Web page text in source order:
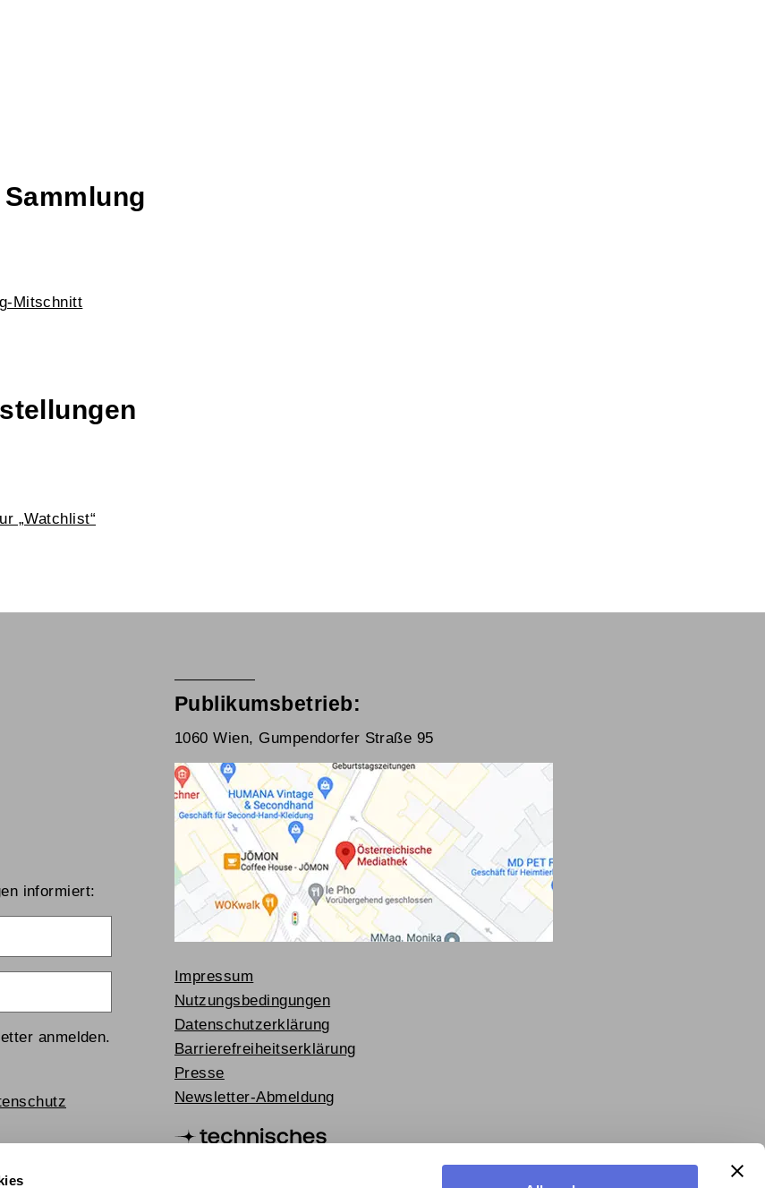
Mitschnitt
„Watchlist“
informiert:
anmelden.
Publikumsbetrieb:
1060 Wien, Gumpendorfer Straße 95
Impressum
Nutzungsbedingungen
Datenschutzerklärung
Barrierefreiheitserklärung
Presse
Newsletter-Abmeldung